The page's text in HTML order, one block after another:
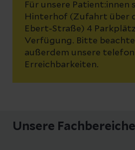
Für unsere Patient:innen
Hinterhof (Zufahrt über
Ebert-Straße) 4
Verfügung. Bitte
außerdem unsere
Erreichbarkeiten.
Unsere Fachbereiche